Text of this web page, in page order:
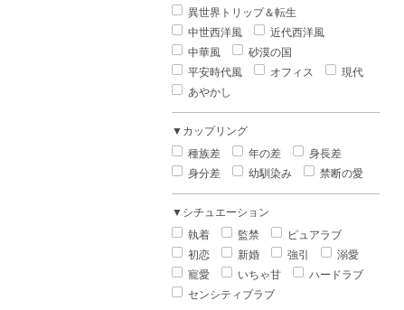
異世界トリップ＆転生
中世西洋風
近代西洋風
中華風
砂漠の国
平安時代風
オフィス
現代
あやかし
▼カップリング
種族差
年の差
身長差
身分差
幼馴染み 禁断の愛
▼シチュエーション
執着
監禁
ピュアラブ
初恋
新婚 強引
溺愛
寵愛
いちゃ甘
ハードラブ
センシティブラブ